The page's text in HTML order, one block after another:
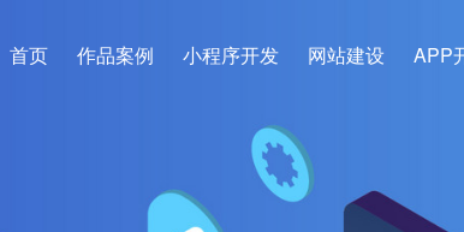
首页 作品案例 小程序开发 网站建设 APP